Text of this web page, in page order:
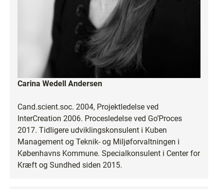
Carina Wedell Andersen
Cand.scient.soc. 2004, Projektledelse ved
InterCreation 2006. Procesledelse ved Go’Proces
2017. Tidligere udviklingskonsulent i Kuben
Management og Teknik- og Miljøforvaltningen i
Københavns Kommune. Specialkonsulent i Center for
Kræft og Sundhed siden 2015.